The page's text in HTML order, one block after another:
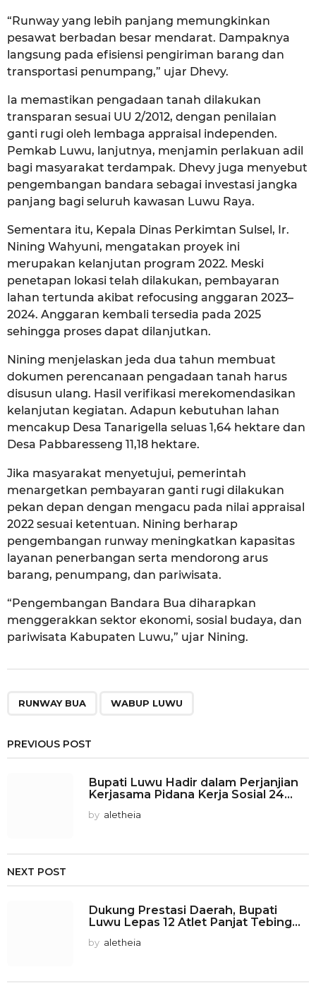
“Runway yang lebih panjang memungkinkan
pesawat berbadan besar mendarat. Dampaknya
langsung pada efisiensi pengiriman barang dan
transportasi penumpang,” ujar Dhevy.
Ia memastikan pengadaan tanah dilakukan
transparan sesuai UU 2/2012, dengan penilaian
ganti rugi oleh lembaga appraisal independen.
Pemkab Luwu, lanjutnya, menjamin perlakuan adil
bagi masyarakat terdampak. Dhevy juga menyebut
pengembangan bandara sebagai investasi jangka
panjang bagi seluruh kawasan Luwu Raya.
Sementara itu, Kepala Dinas Perkimtan Sulsel, Ir.
Nining Wahyuni, mengatakan proyek ini
merupakan kelanjutan program 2022. Meski
penetapan lokasi telah dilakukan, pembayaran
lahan tertunda akibat refocusing anggaran 2023–
2024. Anggaran kembali tersedia pada 2025
sehingga proses dapat dilanjutkan.
Nining menjelaskan jeda dua tahun membuat
dokumen perencanaan pengadaan tanah harus
disusun ulang. Hasil verifikasi merekomendasikan
kelanjutan kegiatan. Adapun kebutuhan lahan
mencakup Desa Tanarigella seluas 1,64 hektare dan
Desa Pabbaresseng 11,18 hektare.
Jika masyarakat menyetujui, pemerintah
menargetkan pembayaran ganti rugi dilakukan
pekan depan dengan mengacu pada nilai appraisal
2022 sesuai ketentuan. Nining berharap
pengembangan runway meningkatkan kapasitas
layanan penerbangan serta mendorong arus
barang, penumpang, dan pariwisata.
“Pengembangan Bandara Bua diharapkan
menggerakkan sektor ekonomi, sosial budaya, dan
pariwisata Kabupaten Luwu,” ujar Nining.
RUNWAY BUA WABUP LUWU
PREVIOUS POST
Bupati Luwu Hadir dalam Perjanjian
Kerjasama Pidana Kerja Sosial 24...
by aletheia
NEXT POST
Dukung Prestasi Daerah, Bupati
Luwu Lepas 12 Atlet Panjat Tebing...
by aletheia